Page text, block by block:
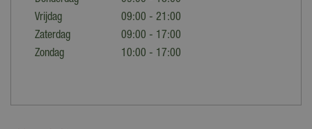
Vrijdag
09:00 - 21:00
Zaterdag
09:00 - 17:00
Zondag
10:00 - 17:00